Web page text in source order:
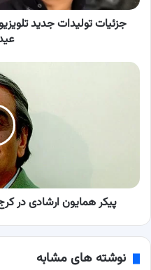
هزار
چهره
نوروز
جزئیات تولیدات جدید
پیکر
شد
پیکر همایون ارشادی در
نوشته های مشابه